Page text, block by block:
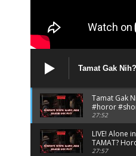
Tamat Gak
Tamat Gak
#horor
27:52
LIVE! Alone
TAMAT?
27:57